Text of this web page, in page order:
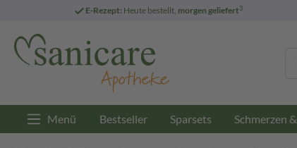
E-Rezept: Heute bestellt, morgen geliefert3
Menü Bestseller Sparsets Schmerzen